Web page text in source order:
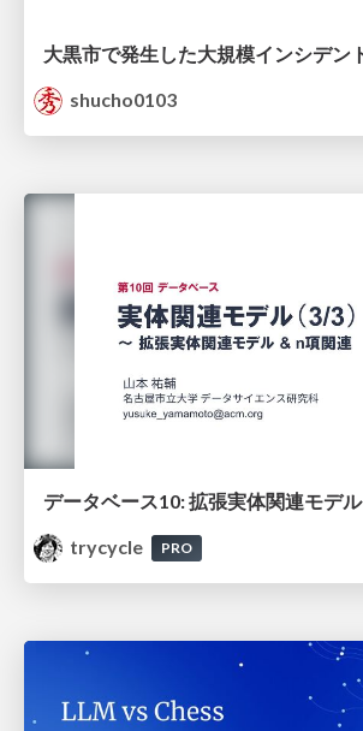
shucho0103
データベース10: 拡張実体関連モデル
trycycle
PRO